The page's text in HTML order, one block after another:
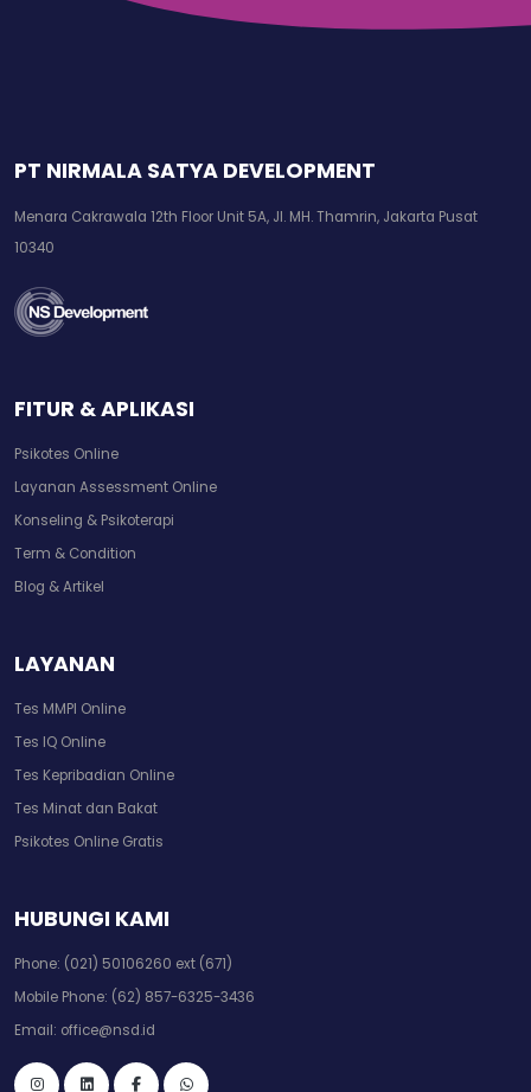
PT NIRMALA SATYA DEVELOPMENT
Menara Cakrawala 12th Floor Unit 5A, Jl. MH. Thamrin, Jakarta Pusat
10340
FITUR & APLIKASI
Psikotes Online
Layanan Assessment Online
Konseling & Psikoterapi
Term & Condition
Blog & Artikel
LAYANAN
Tes MMPI Online
Tes IQ Online
Tes Kepribadian Online
Tes Minat dan Bakat
Psikotes Online Gratis
HUBUNGI KAMI
Phone: (021) 50106260 ext (671)
Mobile Phone: (62) 857-6325-3436
Email: office@nsd.id